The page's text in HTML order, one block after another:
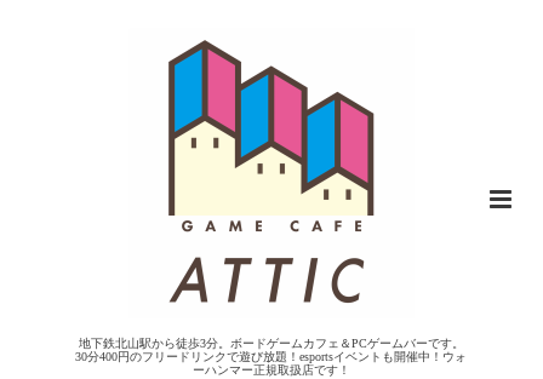
地下鉄北山駅から徒歩3分。ボードゲームカフェ＆PCゲームバーです。
30分400円のフリードリンクで遊び放題！esportsイベントも開催中！ウォ
ーハンマー正規取扱店です！